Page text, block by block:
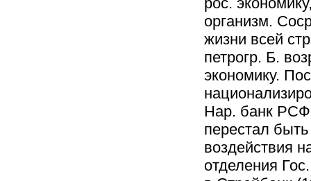
организм.
жизни всей
петрогр. Б.
экономику.
Нар. банк
перестал
воздействия
отделения